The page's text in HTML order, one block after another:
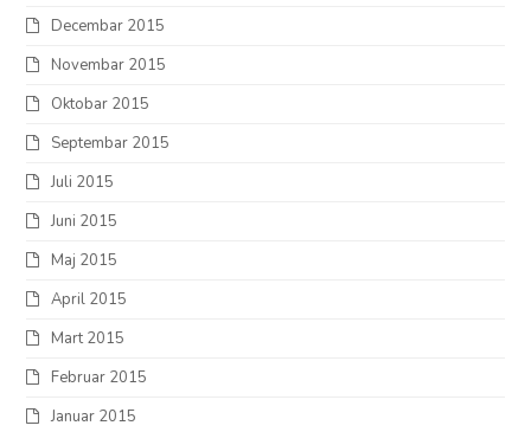
Decembar 2015
Novembar 2015
Oktobar 2015
Septembar 2015
Juli 2015
Juni 2015
Maj 2015
April 2015
Mart 2015
Februar 2015
Januar 2015